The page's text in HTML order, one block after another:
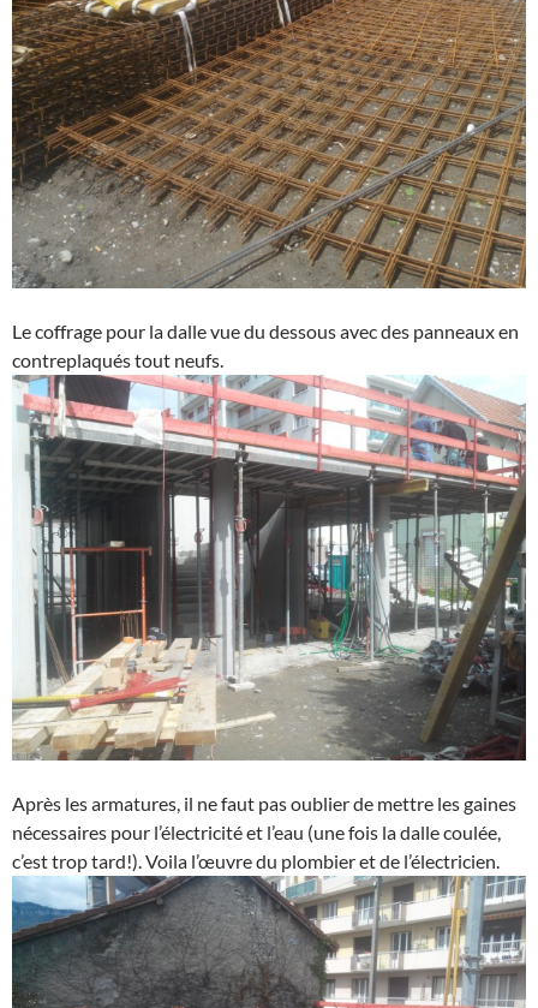
Le coffrage pour la dalle vue du dessous avec des panneaux en
contreplaqués tout neufs.
Après les armatures, il ne faut pas oublier de mettre les gaines
nécessaires pour l’électricité et l’eau (une fois la dalle coulée,
c’est trop tard!). Voila l’œuvre du plombier et de l’électricien.